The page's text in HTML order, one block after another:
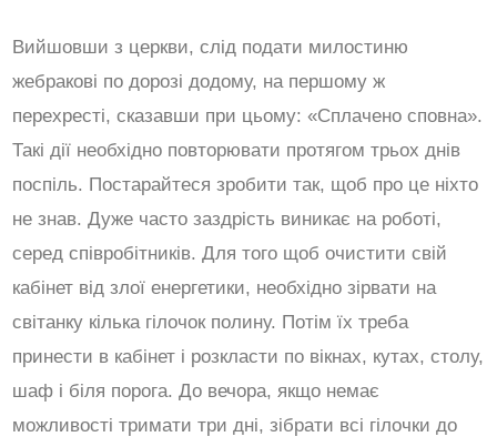
Вийшовши з церкви, слід подати милостиню
жебракові по дорозі додому, на першому ж
перехресті, сказавши при цьому: «Сплачено сповна».
Такі дії необхідно повторювати протягом трьох днів
поспіль. Постарайтеся зробити так, щоб про це ніхто
не знав. Дуже часто заздрість виникає на роботі,
серед співробітників. Для того щоб очистити свій
кабінет від злої енергетики, необхідно зірвати на
світанку кілька гілочок полину. Потім їх треба
принести в кабінет і розкласти по вікнах, кутах, столу,
шаф і біля порога. До вечора, якщо немає
можливості тримати три дні, зібрати всі гілочки до